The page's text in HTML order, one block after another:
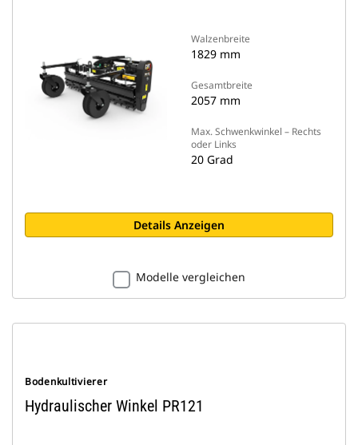
Walzenbreite
1829 mm
Gesamtbreite
2057 mm
Max. Schwenkwinkel – Rechts
oder Links
20 Grad
Details Anzeigen
Modelle vergleichen
Bodenkultivierer
Hydraulischer Winkel PR121